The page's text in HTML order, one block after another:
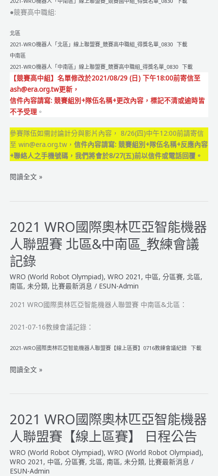
●競賽高中職組:
北區
2021-WRO機器人「北區」線上聯盟賽_競賽高中職組_得獎名單_0830 下載
中南區
2021-WRO機器人「中南區」線上聯盟賽_競賽高中職組_得獎名單_0830 下載
【競賽高中組】名單修改於2021/08/29 (日) 下午18:00前寄信至
ash@era.org.tw更新，
信件內容請寫: 競賽組別+隊伍名稱+更改內容，標記不清或逾時皆
不予受理 。
參賽隊伍如需討論計分與影片內容， 8/26(四)中午12:00前請寄信
至 win@era.org.tw， 信件內容請寫: 競賽組別+隊伍名稱+反應內容
+聯絡人之手機號碼，我們將會於8/27(五)前以信件或電話回覆。
2021
奧
林
匹
亞
智
能
機
賽
區
【隊
伍
單
&
閱讀全文 »
2021 WRO國際奧林匹亞智能機器
人聯盟賽 北區&中南區_教練會議
記錄
WRO (World Robot Olympiad), WRO 2021 , 中區, 分區賽, 北區,
南區, 未分類, 比賽最新消息 / ESUN-Admin
2021 WRO國際奧林匹亞智能機器人聯盟賽 中南區&北區：
2021-07-16教練會議記錄：
2021-WRO國際奧林匹亞智能機器人聯盟賽【線上區賽】0716教練會議紀錄 下載
2021
奧
林
匹
智
能
閱讀全文 »
2021 WRO國際奧林匹亞智能機器
人聯盟賽【線上區賽】 日程公告
WRO (World Robot Olympiad), WRO (World Robot Olympiad),
WRO 2021 , 中區, 分區賽, 北區, 南區, 未分類, 比賽最新消息 /
ESUN-Admin